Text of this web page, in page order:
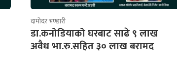
दामोदर भण्डारी
डा.कनोडियाको घरबाट साढे ९ लाख
अवैध भा.रु.सहित ३० लाख बरामद